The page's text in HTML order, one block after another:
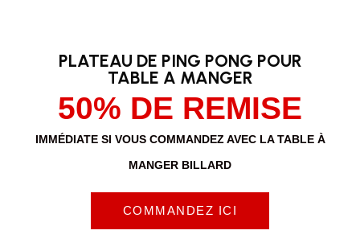
PLATEAU DE PING PONG POUR
TABLE A MANGER
50% DE REMISE
IMMÉDIATE SI VOUS COMMANDEZ AVEC LA TABLE À
MANGER BILLARD
COMMANDEZ ICI